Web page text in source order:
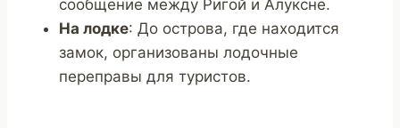
сообщение между Ригой и Алуксне.
На лодке: До острова, где находится
замок, организованы лодочные
переправы для туристов.